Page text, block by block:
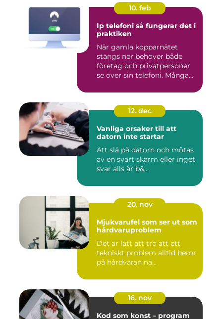
10. feb
Ip telefoni så fungerar det i
praktiken
När gamla kopparnätet
stängs ner behöver både
företag och privatpersoner
se över sin telefoni. Många...
12. dec
Vanliga orsaker till att
datorn inte startar
Att slå på datorn och mötas
av en svart skärm eller inget
svar alls är b&...
20. nov
Mjukvarufel som ser ut som
hårdvaruproblem
Det är lätt att tro att ett
tekniskt problem alltid beror
på hårdvaran nä...
16. nov
Kod som konst – program